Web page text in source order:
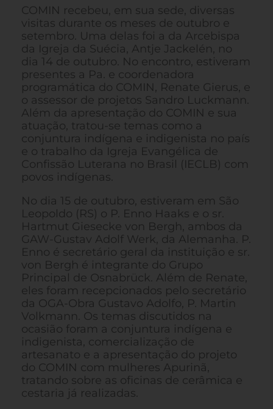
COMIN recebeu, em sua sede, diversas
visitas durante os meses de outubro e
setembro. Uma delas foi a da Arcebispa
da Igreja da Suécia, Antje Jackelén, no
dia 14 de outubro. No encontro, estiveram
presentes a Pa. e coordenadora
programática do COMIN, Renate Gierus, e
o assessor de projetos Sandro Luckmann.
Além da apresentação do COMIN e sua
atuação, tratou-se temas como a
conjuntura indígena e indigenista no país
e o trabalho da Igreja Evangélica de
Confissão Luterana no Brasil (IECLB) com
povos indígenas.
No dia 15 de outubro, estiveram em São
Leopoldo (RS) o P. Enno Haaks e o sr.
Hartmut Giesecke von Bergh, ambos da
GAW-Gustav Adolf Werk, da Alemanha. P.
Enno é secretário geral da instituição e sr.
von Bergh é integrante do Grupo
Principal de Osnabrück. Além de Renate,
eles foram recepcionados pelo secretário
da OGA-Obra Gustavo Adolfo, P. Martin
Volkmann. Os temas discutidos na
ocasião foram a conjuntura indígena e
indigenista, comercialização de
artesanato e a apresentação do projeto
do COMIN com mulheres Apurinã,
tratando sobre as oficinas de cerâmica e
cestaria já realizadas.